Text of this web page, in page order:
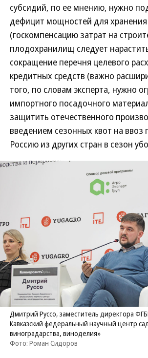
субсидий, по ее мнению, нужно
дефицит мощностей для
(госкомпенсацию затрат на
плодохранилищ следует
сокращение перечня целевого
кредитных средств (важно
того, по словам эксперта, нужно
импортного посадочного
защитить отечественного
введением сезонных квот на ввоз
Россию из других стран в сезон
Дмитрий Руссо, заместитель директора
Кавказский федеральный научный центр
виноградарства, виноделия»
Фото: Роман Сидоров